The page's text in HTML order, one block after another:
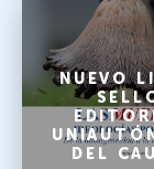
NUEVO
DEL